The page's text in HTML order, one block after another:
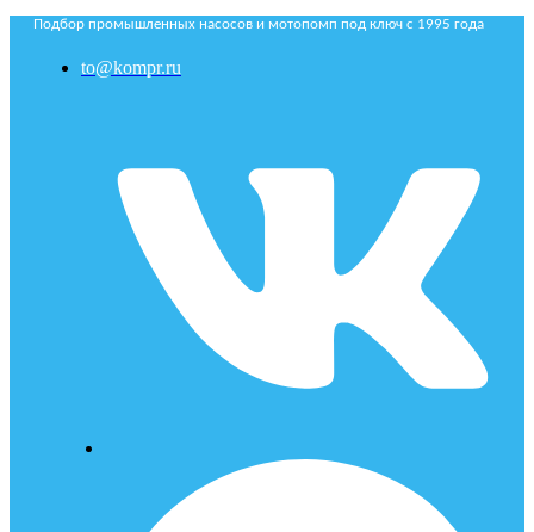
Подбор промышленных насосов и мотопомп под ключ с 1995 года
to@kompr.ru